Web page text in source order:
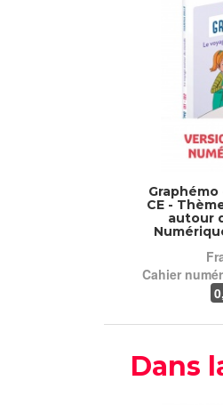
CE -
autour
Cahier
0
Dans